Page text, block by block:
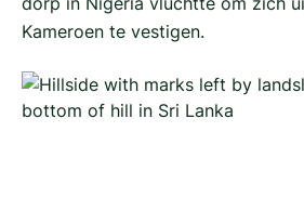
Kameroen te vestigen.